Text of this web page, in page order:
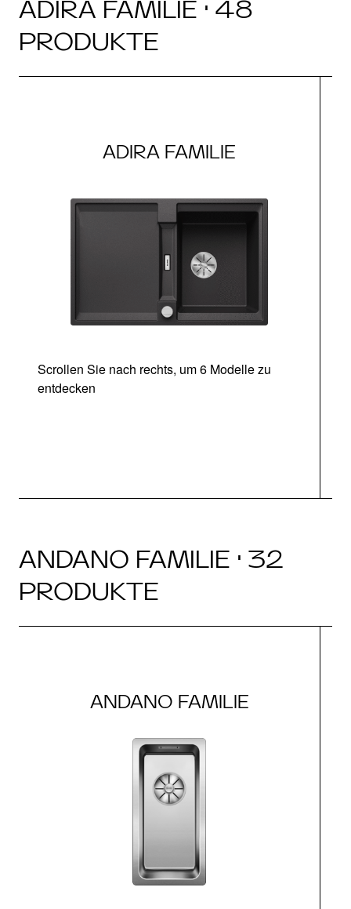
ADIRA FAMILIE · 48
PRODUKTE
ADIRA FAMILIE
Scrollen Sie nach rechts, um 6 Modelle zu
entdecken
ANDANO FAMILIE · 32
PRODUKTE
ANDANO FAMILIE